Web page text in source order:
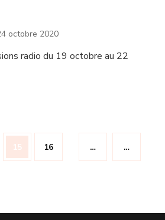
octobre 2020
radio du 19 octobre au 22
…
Page
15 Page
16 …